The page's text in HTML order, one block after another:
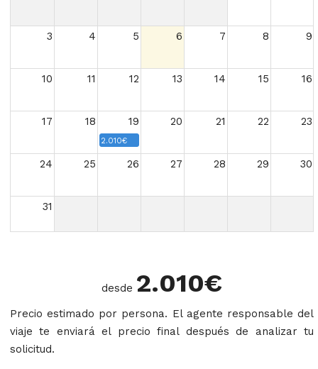
3 4 5 6 7 8 9
10 11 12 13 14 15 16
17 18 19 20 21 22 23
2.010€
24 25 26 27 28 29 30
31
desde 2.010€
Precio estimado por persona. El agente responsable del
viaje te enviará el precio final después de analizar tu
solicitud.